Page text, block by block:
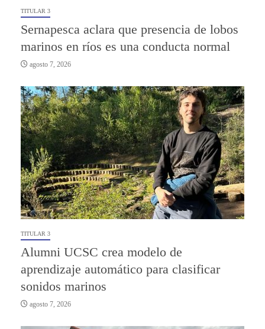
TITULAR 3
Sernapesca aclara que presencia de lobos
marinos en ríos es una conducta normal
agosto 7, 2026
TITULAR 3
Alumni UCSC crea modelo de
aprendizaje automático para clasificar
sonidos marinos
agosto 7, 2026